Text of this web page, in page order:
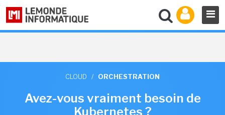
CLOUD / ORCHESTRATION
Avez-vous vraiment besoin de
Kubernetes ?